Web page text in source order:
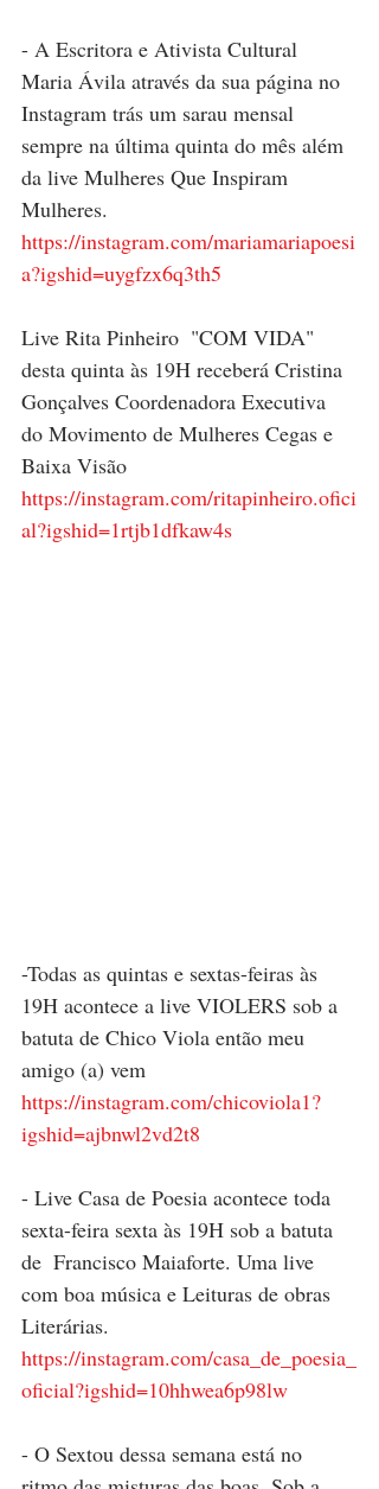
- A Escritora e Ativista Cultural
Maria Ávila através da sua página no
Instagram trás um sarau mensal
sempre na última quinta do mês além
da live Mulheres Que Inspiram
Mulheres.
https://instagram.com/mariamariapoesi
a?igshid=uygfzx6q3th5
Live Rita Pinheiro  "COM VIDA"
desta quinta às 19H receberá Cristina
Gonçalves Coordenadora Executiva
do Movimento de Mulheres Cegas e
Baixa Visão
https://instagram.com/ritapinheiro.ofici
al?igshid=1rtjb1dfkaw4s
-Todas as quintas e sextas-feiras às
19H acontece a live VIOLERS sob a
batuta de Chico Viola então meu
amigo (a) vem
https://instagram.com/chicoviola1?
igshid=ajbnwl2vd2t8
- Live Casa de Poesia acontece toda
sexta-feira sexta às 19H sob a batuta
de  Francisco Maiaforte. Uma live
com boa música e Leituras de obras
Literárias.
https://instagram.com/casa_de_poesia_
oficial?igshid=10hhwea6p98lw
- O Sextou dessa semana está no